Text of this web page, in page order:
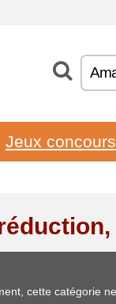
Jeux concours
cette catégorie